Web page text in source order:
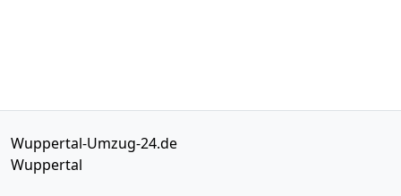
Wuppertal-Umzug-24.de
Wuppertal